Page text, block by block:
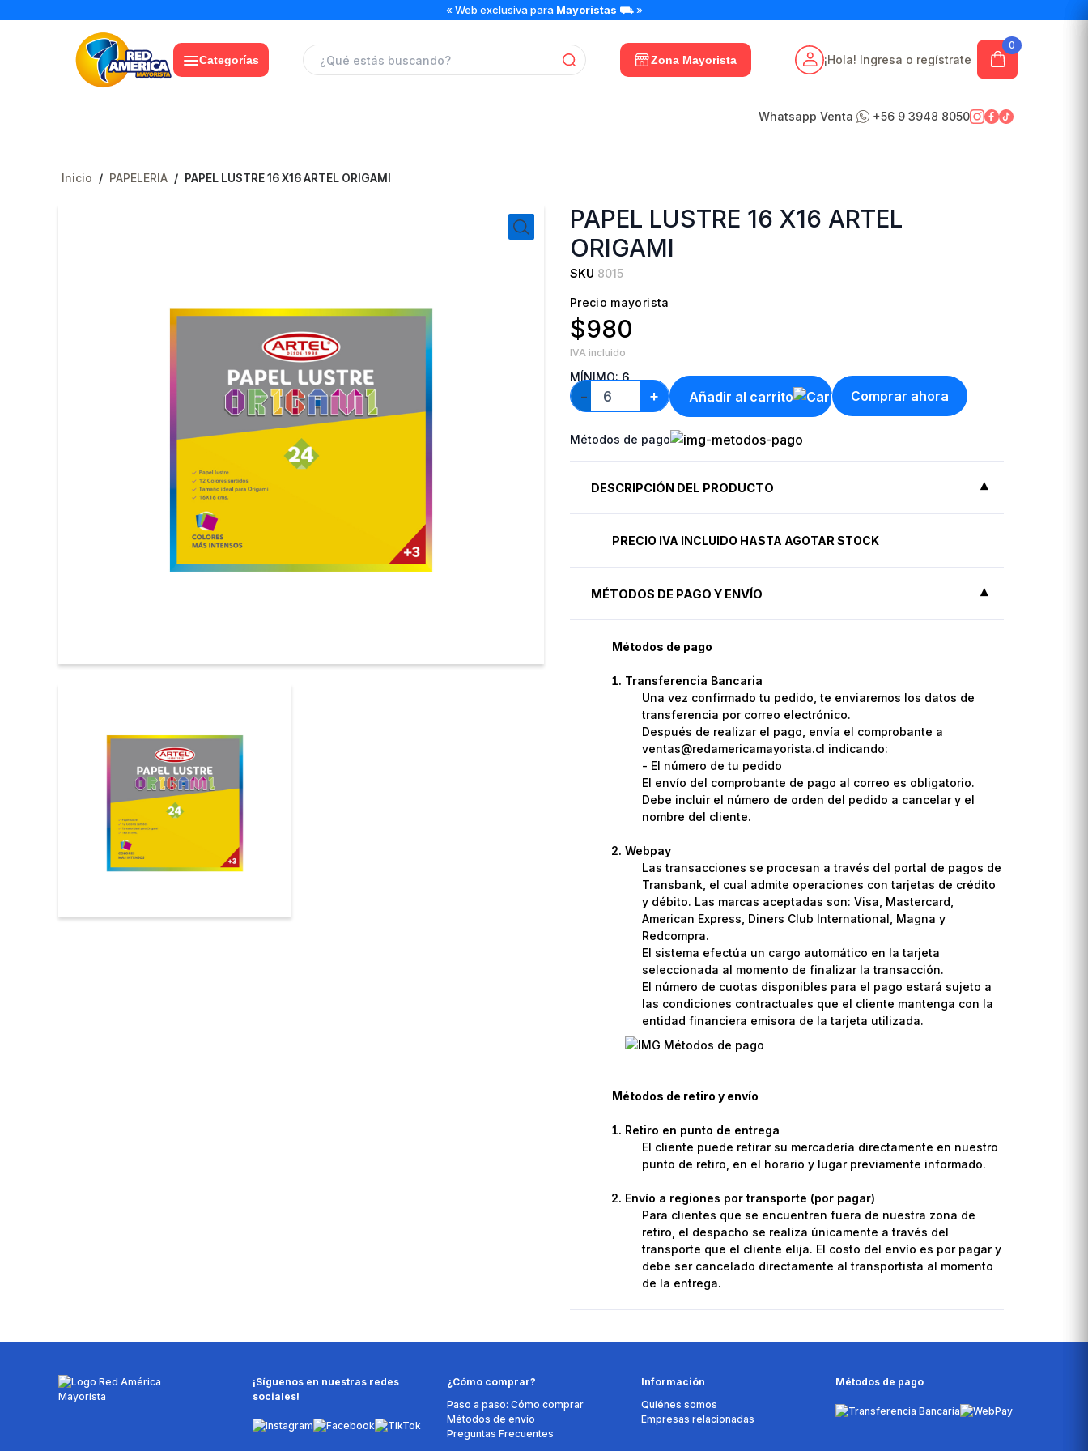
« Web exclusiva para Mayoristas ⛟ »
Categorías Zona Mayorista
0
¡Hola! Ingresa o regístrate
Whatsapp Venta +56 9 3948 8050
Inicio / PAPELERIA / PAPEL LUSTRE 16 X16 ARTEL ORIGAMI
PAPEL LUSTRE 16 X16 ARTEL
ORIGAMI
SKU 8015
Precio mayorista
$980
IVA incluido
MÍNIMO:6
−
PAPEL
LUSTRE
ARTEL
+ Añadir al carrito Comprar ahora
Métodos de pago
DESCRIPCIÓN DEL PRODUCTO
PRECIO IVA INCLUIDO HASTA AGOTAR STOCK
MÉTODOS DE PAGO Y ENVÍO
Métodos de pago
Transferencia Bancaria
Una vez confirmado tu pedido, te enviaremos los datos de
transferencia por correo electrónico.
Después de realizar el pago, envía el comprobante a
ventas@redamericamayorista.cl indicando:
- El número de tu pedido
El envío del comprobante de pago al correo es obligatorio.
Debe incluir el número de orden del pedido a cancelar y el
nombre del cliente.
Webpay
Las transacciones se procesan a través del portal de pagos de
Transbank, el cual admite operaciones con tarjetas de crédito
y débito. Las marcas aceptadas son: Visa, Mastercard,
American Express, Diners Club International, Magna y
Redcompra.
El sistema efectúa un cargo automático en la tarjeta
seleccionada al momento de finalizar la transacción.
El número de cuotas disponibles para el pago estará sujeto a
las condiciones contractuales que el cliente mantenga con la
entidad financiera emisora de la tarjeta utilizada.
Métodos de retiro y envío
Retiro en punto de entrega
El cliente puede retirar su mercadería directamente en nuestro
punto de retiro, en el horario y lugar previamente informado.
Envío a regiones por transporte (por pagar)
Para clientes que se encuentren fuera de nuestra zona de
retiro, el despacho se realiza únicamente a través del
transporte que el cliente elija. El costo del envío es por pagar y
debe ser cancelado directamente al transportista al momento
de la entrega.
¡Síguenos en nuestras redes
sociales!
¿Cómo comprar?
Paso a paso: Cómo comprar
Métodos de envío
Preguntas Frecuentes
Información
Quiénes somos
Empresas relacionadas
Métodos de pago